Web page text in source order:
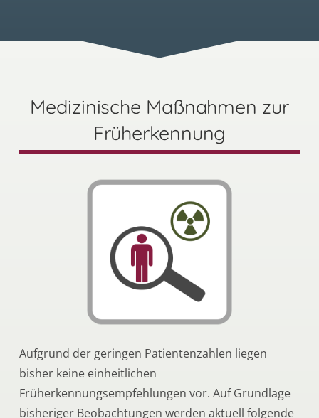
Medizinische Maßnahmen zur
Früherkennung
Aufgrund der geringen Patientenzahlen liegen
bisher keine einheitlichen
Früherkennungsempfehlungen vor. Auf Grundlage
bisheriger Beobachtungen werden aktuell folgende